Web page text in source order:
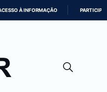
À INFORMAÇÃO PARTICIPE